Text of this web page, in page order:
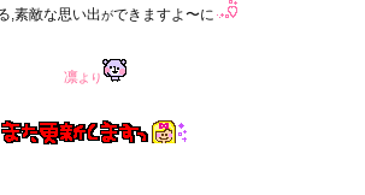
,素敵な思い出ができますよ〜に
凛より